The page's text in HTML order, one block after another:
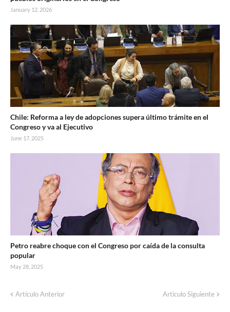
January 12, 2026
Chile: Reforma a ley de adopciones supera último trámite en el
Congreso y va al Ejecutivo
June 17, 2025
Petro reabre choque con el Congreso por caída de la consulta
popular
May 28, 2025
Artículo Anterior Artículo Siguiente